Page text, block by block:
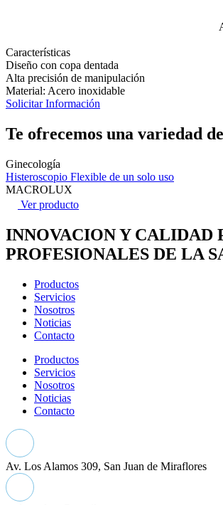
Características
Diseño con copa dentada
Alta precisión de manipulación
Material: Acero inoxidable
Solicitar Información
Te ofrecemos una variedad
Ginecología
Histeroscopio Flexible de un solo uso
MACROLUX
Ver producto
INNOVACION Y CALIDAD
PROFESIONALES DE LA
Productos
Servicios
Nosotros
Noticias
Contacto
Productos
Servicios
Nosotros
Noticias
Contacto
Av. Los Alamos 309, San Juan de Miraflores